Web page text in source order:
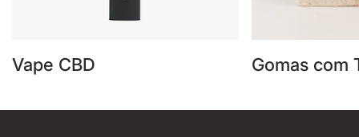
Vape CBD Gomas com